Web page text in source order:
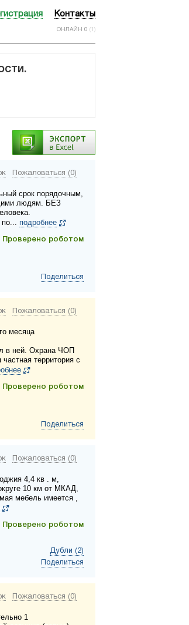
Контакты
ОНЛАЙН 0 (1)
Пожаловаться (0)
срок порядочным,
людям. БЕЗ
подробнее
Проверено роботом
Поделиться
Пожаловаться (0)
месяца
в ней. Охрана ЧОП
территория с
Проверено роботом
Поделиться
Пожаловаться (0)
4,4 кв . м,
10 км от МКАД,
мебель имеется ,
Проверено роботом
Дубли (2)
Поделиться
Пожаловаться (0)
1